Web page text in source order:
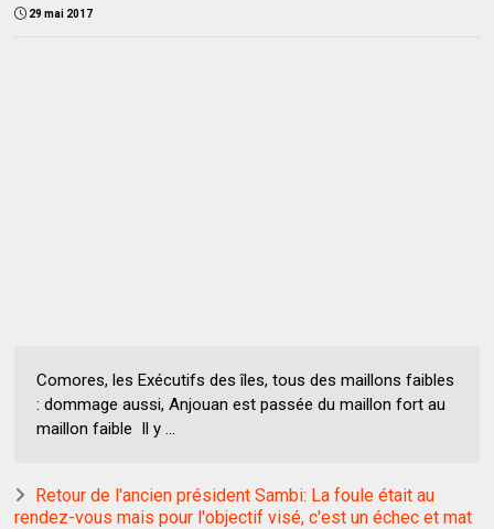
29 mai 2017
Comores, les Exécutifs des îles, tous des maillons faibles
: dommage aussi, Anjouan est passée du maillon fort au
maillon faible Il y ...
Retour de l'ancien président Sambi: La foule était au
rendez-vous mais pour l'objectif visé, c'est un échec et mat